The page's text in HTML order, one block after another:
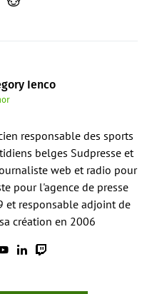
Ienco
responsable des sports
belges Sudpresse et
web et radio pour
pour l'agence de presse
et responsable adjoint de
création en 2006